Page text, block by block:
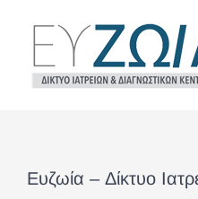
περιεχόμενο
Ευζωία – Δίκτυο